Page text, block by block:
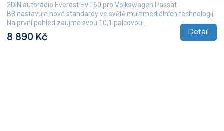
8 890 Kč Detail
2DIN autorádio Everest EVT60 pro Volkswagen Passat
B8 nastavuje nové standardy ve světě multimediálních technologií.
Na první pohled zaujme svou 10,1 palcovou...